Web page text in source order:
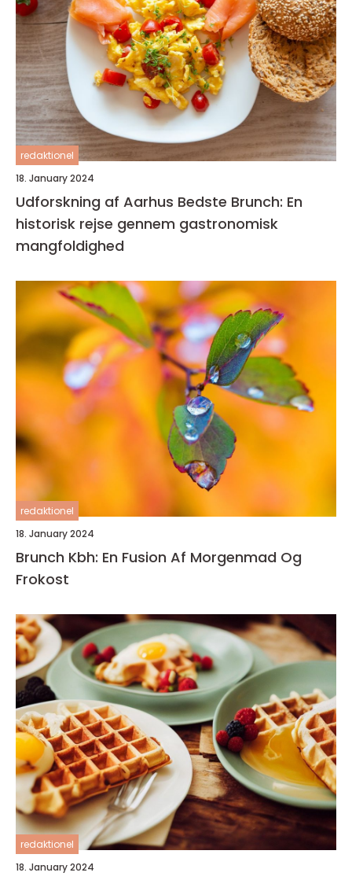
redaktionel
18. January 2024
Udforskning af Aarhus Bedste Brunch: En
historisk rejse gennem gastronomisk
mangfoldighed
redaktionel
18. January 2024
Brunch Kbh: En Fusion Af Morgenmad Og
Frokost
redaktionel
18. January 2024